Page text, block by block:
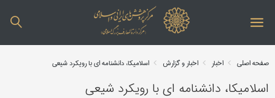
صفحه اصلی اخبار اخبار و گزارش اسلامیکا، دانشنامه ای با رویکرد شیعی
اسلامیکا، دانشنامه ای با رویکرد شیعی